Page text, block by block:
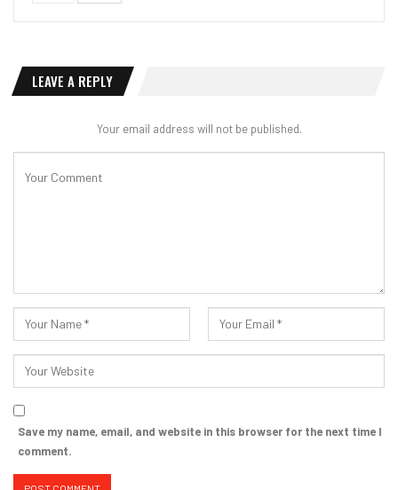
LEAVE A REPLY
Your email address will not be published.
Save my name, email, and website in this browser for the next time I
comment.